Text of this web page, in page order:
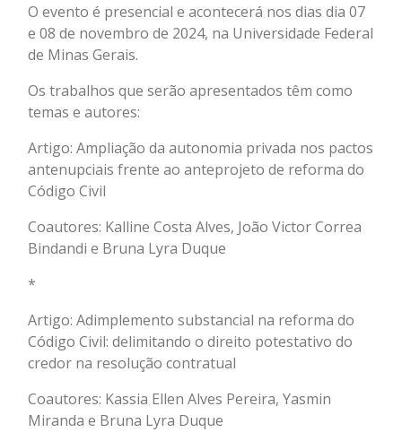
O evento é presencial e acontecerá nos dias dia 07
e 08 de novembro de 2024, na Universidade Federal
de Minas Gerais.
Os trabalhos que serão apresentados têm como
temas e autores:
Artigo: Ampliação da autonomia privada nos pactos
antenupciais frente ao anteprojeto de reforma do
Código Civil
Coautores: Kalline Costa Alves, João Victor Correa
Bindandi e Bruna Lyra Duque
*
Artigo: Adimplemento substancial na reforma do
Código Civil: delimitando o direito potestativo do
credor na resolução contratual
Coautores: Kassia Ellen Alves Pereira, Yasmin
Miranda e Bruna Lyra Duque